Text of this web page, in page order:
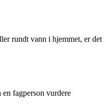
rundt vann i hjemmet, er det
fagperson vurdere